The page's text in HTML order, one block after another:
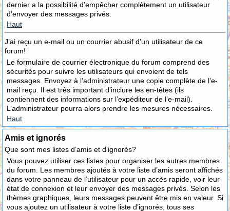
dernier a la possibilité d’empêcher complètement un utilisateur
d’envoyer des messages privés.
Haut
J’ai reçu un e-mail ou un courrier abusif d’un utilisateur de ce
forum!
Le formulaire de courrier électronique du forum comprend des
sécurités pour suivre les utilisateurs qui envoient de tels
messages. Envoyez à l’administrateur une copie complète de l’e-
mail reçu. Il est très important d’inclure les en-têtes (ils
contiennent des informations sur l’expéditeur de l’e-mail).
L’administrateur pourra alors prendre les mesures nécessaires.
Haut
Amis et ignorés
Que sont mes listes d’amis et d’ignorés?
Vous pouvez utiliser ces listes pour organiser les autres membres
du forum. Les membres ajoutés à votre liste d’amis seront affichés
dans votre panneau de l’utilisateur pour un accès rapide, voir leur
état de connexion et leur envoyer des messages privés. Selon les
thèmes graphiques, leurs messages peuvent être mis en valeur. Si
vous ajoutez un utilisateur à votre liste d’ignorés, tous ses